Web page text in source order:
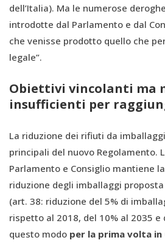
dell’Italia). Ma le numerose
introdotte dal Parlamento e dal
che venisse prodotto quello che
legale”.
Obiettivi vincolanti ma
insufficienti per
La riduzione dei rifiuti da
principali del nuovo Regolamento.
Parlamento e Consiglio mantiene
riduzione degli imballaggi
(art. 38: riduzione del 5% di
rispetto al 2018, del 10% al 2035 e
questo modo per la prima volta in